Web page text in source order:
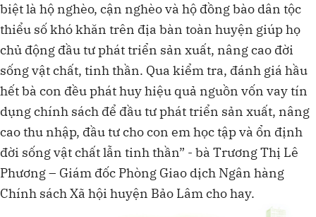
biệt là hộ nghèo, cận nghèo và hộ đồng bào dân tộc
thiểu số khó khăn trên địa bàn toàn huyện giúp họ
chủ động đầu tư phát triển sản xuất, nâng cao đời
sống vật chất, tinh thần. Qua kiểm tra, đánh giá hầu
hết bà con đều phát huy hiệu quả nguồn vốn vay tín
dụng chính sách để đầu tư phát triển sản xuất, nâng
cao thu nhập, đầu tư cho con em học tập và ổn định
đời sống vật chất lẫn tinh thần” - bà Trương Thị Lê
Phương – Giám đốc Phòng Giao dịch Ngân hàng
Chính sách Xã hội huyện Bảo Lâm cho hay.